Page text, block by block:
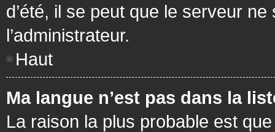
d’été, il se peut que le serveur
l’administrateur.
Haut
Ma langue n’est pas dans la
La raison la plus probable est